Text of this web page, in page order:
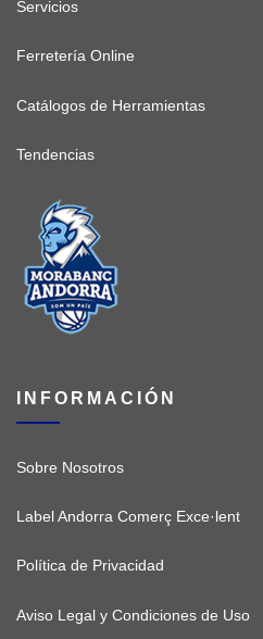
Servicios
Ferretería Online
Catálogos de Herramientas
Tendencias
INFORMACIÓN
Sobre Nosotros
Label Andorra Comerç Exce·lent
Política de Privacidad
Aviso Legal y Condiciones de Uso